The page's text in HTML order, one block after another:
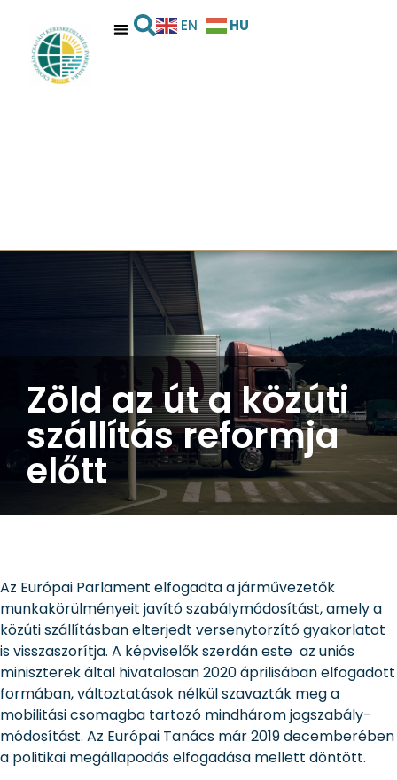
EN HU
Zöld az út a közúti
szállítás reformja
előtt
Az Európai Parlament elfogadta a járművezetők
munkakörülményeit javító szabálymódosítást, amely a
közúti szállításban elterjedt versenytorzító gyakorlatot
is visszaszorítja. A képviselők szerdán este az uniós
miniszterek által hivatalosan 2020 áprilisában elfogadott
formában, változtatások nélkül szavazták meg a
mobilitási csomagba tartozó mindhárom jogszabály-
módosítást. Az Európai Tanács már 2019 decemberében
a politikai megállapodás elfogadása mellett döntött.